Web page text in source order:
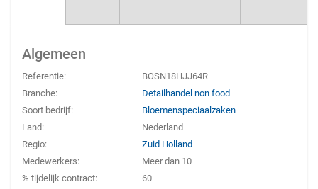
Algemeen
Referentie:
BOSN18HJJ64R
Branche:
Detailhandel non food
Soort bedrijf:
Bloemenspeciaalzaken
Land:
Nederland
Regio:
Zuid Holland
Medewerkers:
Meer dan 10
% tijdelijk contract:
60